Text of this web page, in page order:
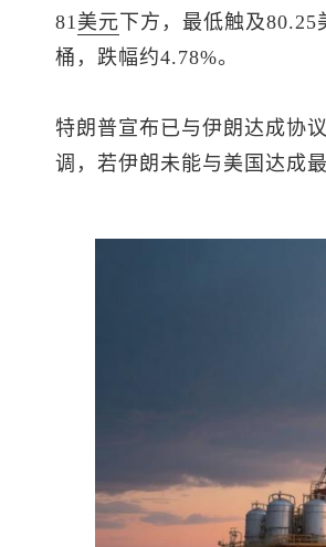
81美元 下方，最低触及
桶，跌幅约4.78%。
特朗普宣布已与伊朗达成协议
调，若伊朗未能与美国达成